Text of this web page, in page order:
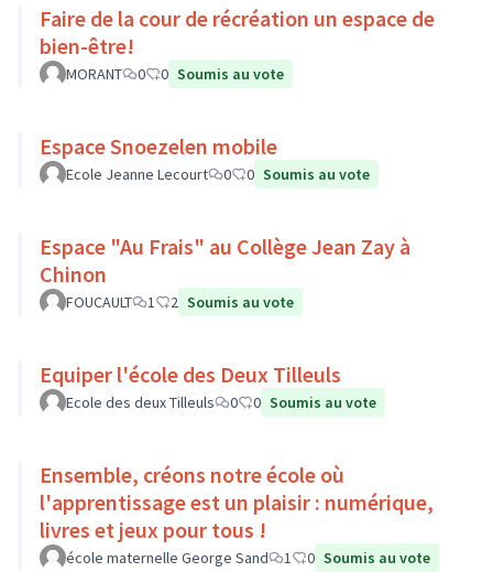
Faire de la cour de récréation un espace de
bien-être!
MORANT 0 0 Soumis au vote
Espace Snoezelen mobile
Ecole Jeanne Lecourt 0 0 Soumis au vote
Espace "Au Frais" au Collège Jean Zay à
Chinon
FOUCAULT 1 2 Soumis au vote
Equiper l'école des Deux Tilleuls
Ecole des deux Tilleuls 0 0 Soumis au vote
Ensemble, créons notre école où
l'apprentissage est un plaisir : numérique,
livres et jeux pour tous !
école maternelle George Sand 1 0 Soumis au vote